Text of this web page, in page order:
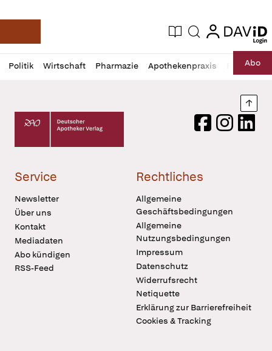
Deutsche Apotheker Zeitung
Aktuelle Ausgabe
Suche login
login
Politik Wirtschaft Pharmazie Apothekenpraxis RechtAbo
Profil
öffnen
Daz
Pur
Deutscher Apotheker Verlag Logo
FacebookInstagram
Service
Newsletter
Über uns
Kontakt
Mediadaten
Abo kündigen
RSS-Feed
Rechtliches
Allgemeine
Geschäftsbedingungen
Allgemeine
Nutzungsbedingungen
Impressum
Datenschutz
Widerrufsrecht
Netiquette
Erklärung zur Barrierefreiheit
Cookies & Tracking